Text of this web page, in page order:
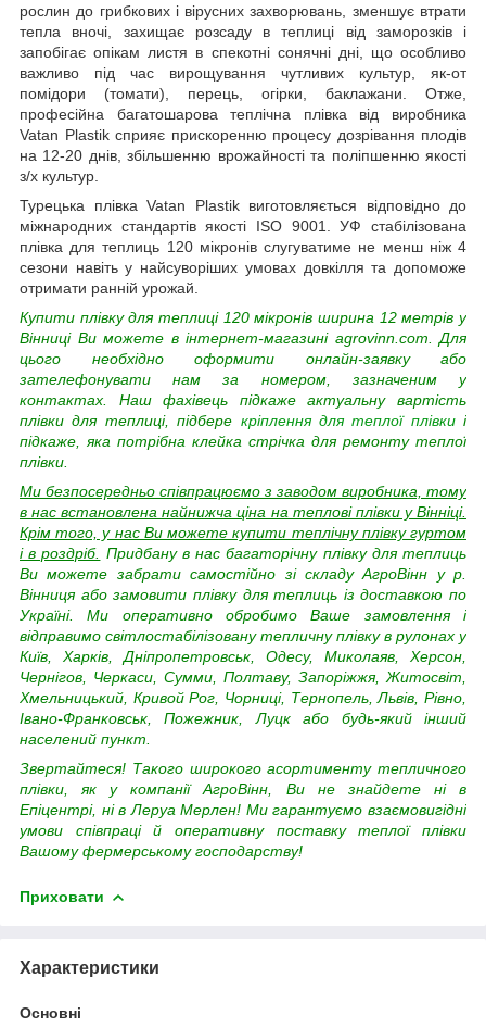
рослин до грибкових і вірусних захворювань, зменшує втрати
тепла вночі, захищає розсаду в теплиці від заморозків і
запобігає опікам листя в спекотні сонячні дні, що особливо
важливо під час вирощування чутливих культур, як-от
помідори (томати), перець, огірки, баклажани. Отже,
професійна багатошарова теплічна плівка від виробника
Vatan Plastik сприяє прискоренню процесу дозрівання плодів
на 12-20 днів, збільшенню врожайності та поліпшенню якості
з/х культур.
Турецька плівка Vatan Plastik виготовляється відповідно до
міжнародних стандартів якості ISO 9001. УФ стабілізована
плівка для теплиць 120 мікронів слугуватиме не менш ніж 4
сезони навіть у найсуворіших умовах довкілля та допоможе
отримати ранній урожай.
Купити плівку для теплиці 120 мікронів ширина 12 метрів у
Вінниці Ви можете в інтернет-магазині agrovinn.com. Для
цього необхідно оформити онлайн-заявку або
зателефонувати нам за номером, зазначеним у
контактах. Наш фахівець підкаже актуальну вартість
плівки для теплиці, підбере кріплення для теплої плівки і
підкаже, яка потрібна клейка стрічка для ремонту теплої
плівки.
Ми безпосередньо співпрацюємо з заводом виробника, тому
в нас встановлена найнижча ціна на теплові плівки у Вінніці.
Крім того, у нас Ви можете купити теплічну плівку гуртом
і в роздріб. Придбану в нас багаторічну плівку для теплиць
Ви можете забрати самостійно зі складу АгроВінн у р.
Вінниця або замовити плівку для теплиць із доставкою по
Україні. Ми оперативно обробимо Ваше замовлення і
відправимо світлостабілізовану тепличну плівку в рулонах у
Київ, Харків, Дніпропетровськ, Одесу, Миколаяв, Херсон,
Чернігов, Черкаси, Сумми, Полтаву, Запоріжжя, Житосвіт,
Хмельницький, Кривой Рог, Чорниці, Тернопель, Львів, Рівно,
Івано-Франковськ, Пожежник, Луцк або будь-який інший
населений пункт.
Звертайтеся! Такого широкого асортименту тепличного
плівки, як у компанії АгроВінн, Ви не знайдете ні в
Епіцентрі, ні в Леруа Мерлен! Ми гарантуємо взаємовигідні
умови співпраці й оперативну поставку теплої плівки
Вашому фермерському господарству!
Приховати
Характеристики
Основні